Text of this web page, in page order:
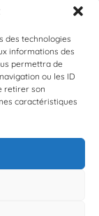
des technologies
informations des
permettra de
ou les ID
retirer son
caractéristiques